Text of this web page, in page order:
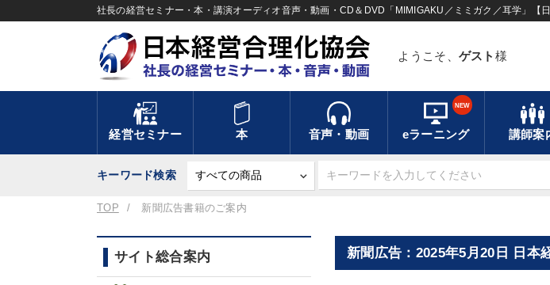
社長の経営セミナー・本・講演オーディオ音声・動画・CD＆DVD「MIMIGAKU／ミミガク／耳学」【日
ようこそ、 ゲスト 様
経営セミナー 本 音声・動画 eラーニング
NEW
講師案
キーワード検索
TOP 新聞広告書籍のご案内
サイト総合案内 新聞広告：2025年5月20日 日本